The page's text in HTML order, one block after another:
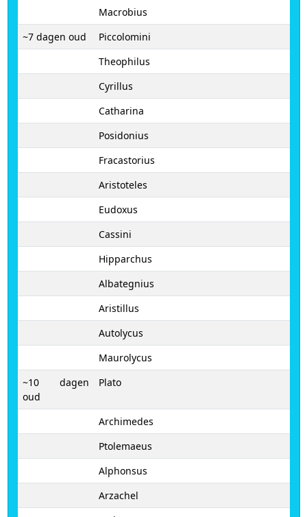
Macrobius
~7 dagen oud
Piccolomini
Theophilus
Cyrillus
Catharina
Posidonius
Fracastorius
Aristoteles
Eudoxus
Cassini
Hipparchus
Albategnius
Aristillus
Autolycus
Maurolycus
~10 dagen
oud
Plato
Archimedes
Ptolemaeus
Alphonsus
Arzachel